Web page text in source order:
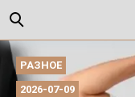
РАЗНОЕ
2026-07-09